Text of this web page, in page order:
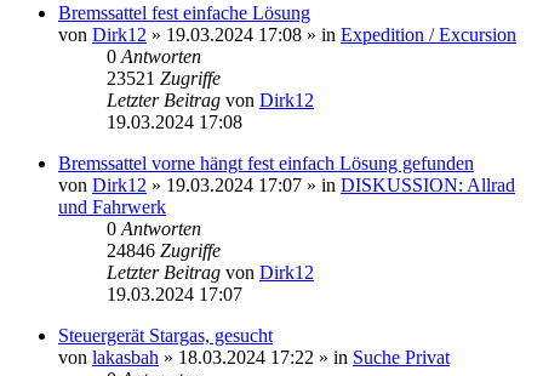
Bremssattel fest einfache Lösung
von Dirk12 » 19.03.2024 17:08 » in Expedition / Excursion
0 Antworten
23521 Zugriffe
Letzter Beitrag von Dirk12
19.03.2024 17:08
Bremssattel vorne hängt fest einfach Lösung gefunden
von Dirk12 » 19.03.2024 17:07 » in DISKUSSION: Allrad
und Fahrwerk
0 Antworten
24846 Zugriffe
Letzter Beitrag von Dirk12
19.03.2024 17:07
Steuergerät Stargas, gesucht
von lakasbah » 18.03.2024 17:22 » in Suche Privat